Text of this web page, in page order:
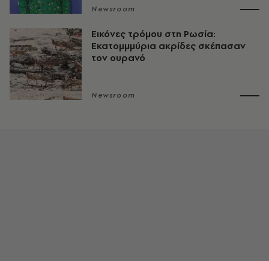
Newsroom
Εικόνες τρόμου στη Ρωσία:
Εκατομμμύρια ακρίδες σκέπασαν
τον ουρανό
Newsroom